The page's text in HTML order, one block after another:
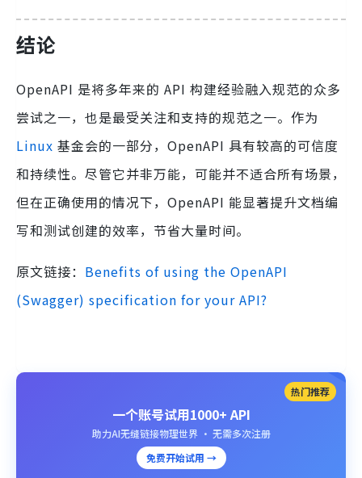
结论
OpenAPI 是将多年来的 API 构建经验融入规范的众多
尝试之一，也是最受关注和支持的规范之一。作为
Linux 基金会的一部分，OpenAPI 具有较高的可信度
和持续性。尽管它并非万能，可能并不适合所有场景，
但在正确使用的情况下，OpenAPI 能显著提升文档编
写和测试创建的效率，节省大量时间。
原文链接： Benefits of using the OpenAPI
(Swagger) specification for your API?
热门推荐
一个账号试用1000+ API
助力AI无缝链接物理世界 · 无需多次注册
免费开始试用 →